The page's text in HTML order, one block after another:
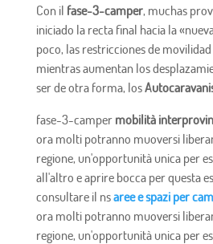
Con il fase-3-camper, muchas
iniciado la recta final hacia la
poco, las restricciones de
mientras aumentan los
ser de otra forma, los
fase-3-camper mobilità
ora molti potranno muoversi
regione, un'opportunità unica per
all'altro e aprire bocca per questa
consultare il nsaree e spazi per
ora molti potranno muoversi
regione, un'opportunità unica per